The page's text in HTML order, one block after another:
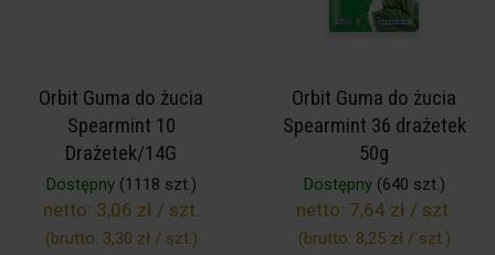
Orbit Guma do żucia
Spearmint 10
Drażetek/14G
Dostępny(1118 szt.)
netto: 3,06 zł / szt.
(brutto: 3,30 zł / szt.)
Orbit Guma do żucia
Spearmint 36 drażetek
50g
Dostępny(640 szt.)
netto: 7,64 zł / szt.
(brutto: 8,25 zł / szt.)